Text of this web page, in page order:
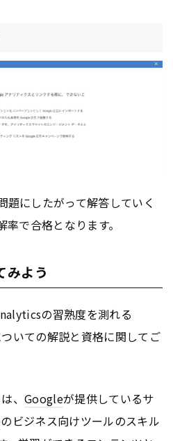
題にしたがって解答していく
で合格となります。
みよう
の習熟度を測れる
いての解説と資格に関してご
、Googleが提供しているサ
のビジネス向けツールのスキル